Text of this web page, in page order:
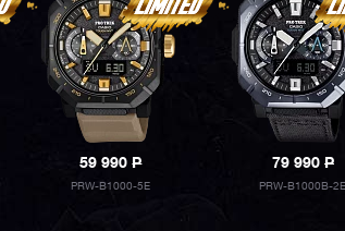
59 990P
PRW-B1000-5E
79 990 P
PRW-B1000B-2E